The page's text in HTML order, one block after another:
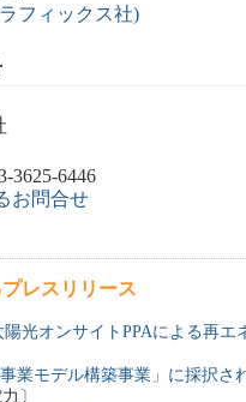
フィックス社)
3625-6446
お問合せ
レスリリース
光オンサイトPPAによる再エ
業モデル構築事業」に採択
〕